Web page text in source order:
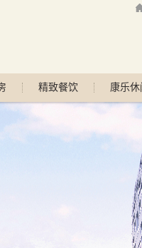
精致餐饮 康乐休